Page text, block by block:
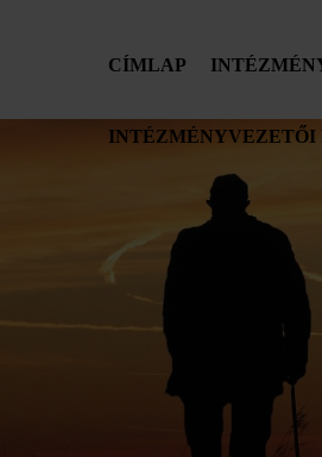
CÍMLAP
INTÉZMÉNYVEZETŐI